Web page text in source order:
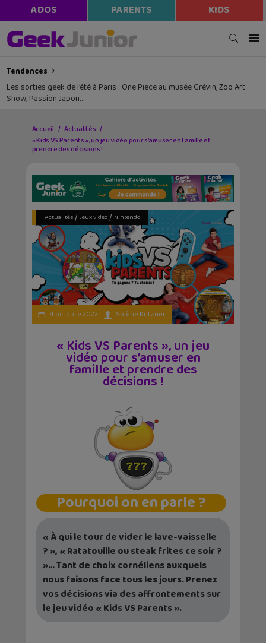
ADOS PARENTS KIDS
Tendances
Les sorties geek de l’été à Paris : One Piece au musée Grévin, Zoo Art
Show, Passion Japon…
Accueil
Actualités
« Kids VS Parents », un jeu vidéo pour s’amuser en famille et
prendre des décisions !
Actualités/ Jeux video/ Nintendo
4 octobre 2022 Solène Kutzner
« Kids VS Parents », un jeu
vidéo pour s’amuser en
famille et prendre des
décisions !
Pourquoi on en parle ?
« À qui le tour de vider le lave-vaisselle
? », « Ratatouille ou steak frites ce soir ?
»… Tant de choix cornéliens auxquels
nous faisons face tous les jours. Prenez
vos décisions via des affrontements sur
le jeu vidéo « Kids VS Parents ».